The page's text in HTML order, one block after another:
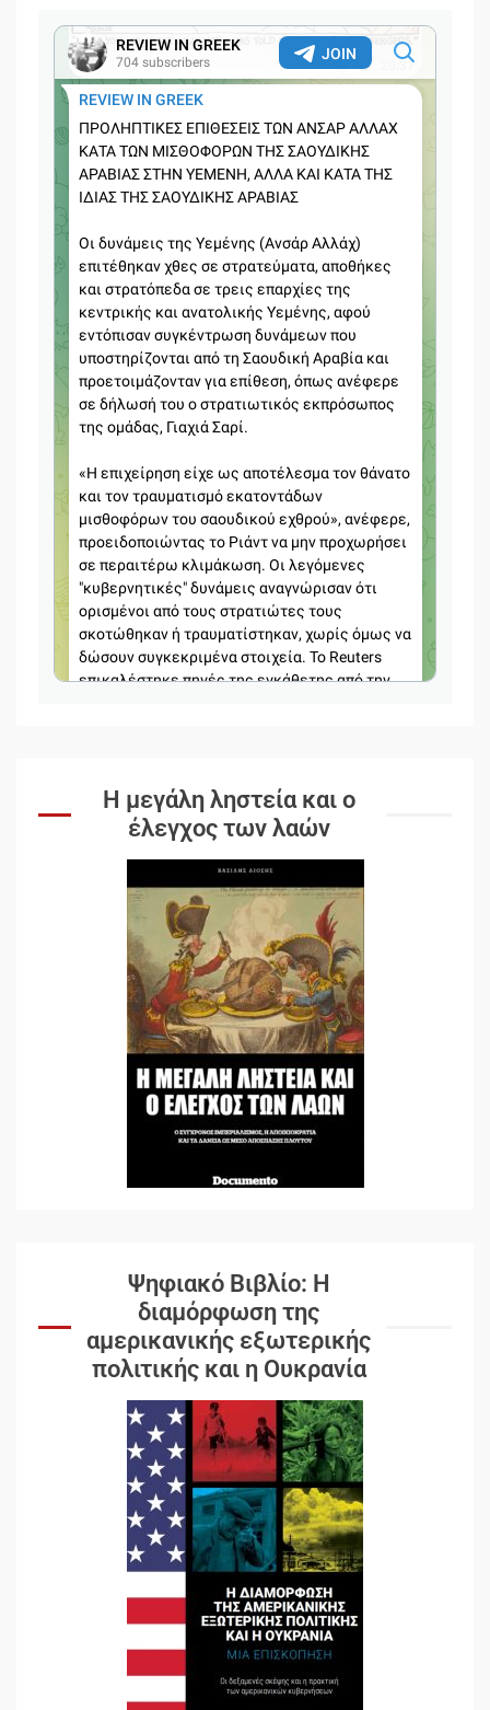
Η μεγάλη ληστεία και ο
έλεγχος των λαών
Ψηφιακό Βιβλίο: Η
διαμόρφωση της
αμερικανικής εξωτερικής
πολιτικής και η Ουκρανία